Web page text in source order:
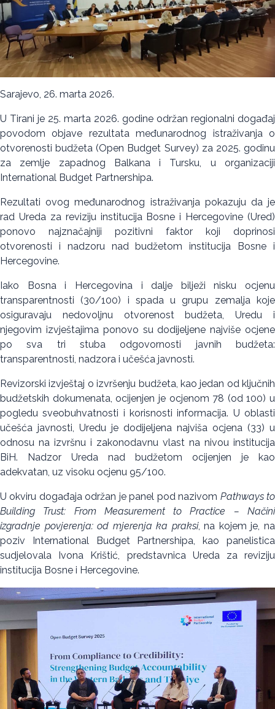
Sarajevo, 26. marta 2026.
U Tirani je 25. marta 2026. godine održan regionalni događaj
povodom objave rezultata međunarodnog istraživanja o
otvorenosti budžeta (Open Budget Survey) za 2025. godinu
za zemlje zapadnog Balkana i Tursku, u organizaciji
International Budget Partnershipa.
Rezultati ovog međunarodnog istraživanja pokazuju da je
rad Ureda za reviziju institucija Bosne i Hercegovine (Ured)
ponovo najznačajniji pozitivni faktor koji doprinosi
otvorenosti i nadzoru nad budžetom institucija Bosne i
Hercegovine.
Iako Bosna i Hercegovina i dalje bilježi nisku ocjenu
transparentnosti (30/100) i spada u grupu zemalja koje
osiguravaju nedovoljnu otvorenost budžeta, Uredu i
njegovim izvještajima ponovo su dodijeljene najviše ocjene
po sva tri stuba odgovornosti javnih budžeta:
transparentnosti, nadzora i učešća javnosti.
Revizorski izvještaj o izvršenju budžeta, kao jedan od ključnih
budžetskih dokumenata, ocijenjen je ocjenom 78 (od 100) u
pogledu sveobuhvatnosti i korisnosti informacija. U oblasti
učešća javnosti, Uredu je dodijeljena najviša ocjena (33) u
odnosu na izvršnu i zakonodavnu vlast na nivou institucija
BiH. Nadzor Ureda nad budžetom ocijenjen je kao
adekvatan, uz visoku ocjenu 95/100.
U okviru događaja održan je panel pod nazivom Pathways to
Building Trust: From Measurement to Practice – Načini
izgradnje povjerenja: od mjerenja ka praksi, na kojem je, na
poziv International Budget Partnershipa, kao panelistica
sudjelovala Ivona Krištić, predstavnica Ureda za reviziju
institucija Bosne i Hercegovine.